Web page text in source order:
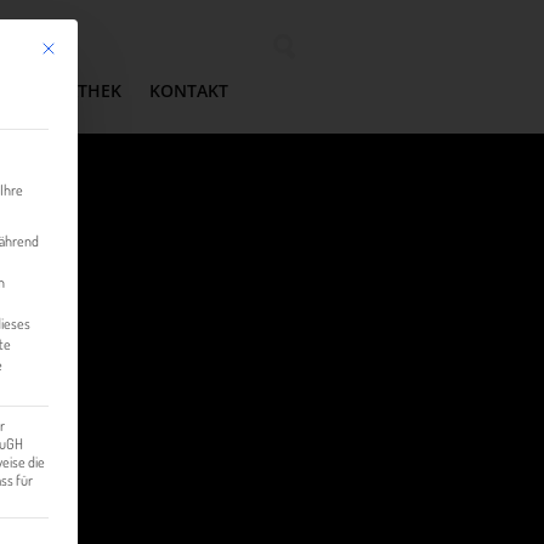
MEDIATHEK KONTAKT
Mit diesem Button wird der Dialog geschlossen. Seine Funktionalität ist identisch mit der
die
für